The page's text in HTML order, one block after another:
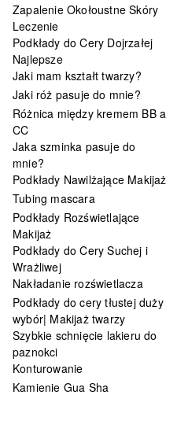
Zapalenie Okołoustne Skóry
Leczenie
Podkłady do Cery Dojrzałej
Najlepsze
Jaki mam kształt twarzy?
Jaki róż pasuje do mnie?
Różnica między kremem BB a
CC
Jaka szminka pasuje do
mnie?
Podkłady Nawilżające Makijaż
Tubing mascara
Podkłady Rozświetlające
Makijaż
Podkłady do Cery Suchej i
Wrażliwej
Nakładanie rozświetlacza
Podkłady do cery tłustej duży
wybór| Makijaż twarzy
Szybkie schnięcie lakieru do
paznokci
Konturowanie
Kamienie Gua Sha